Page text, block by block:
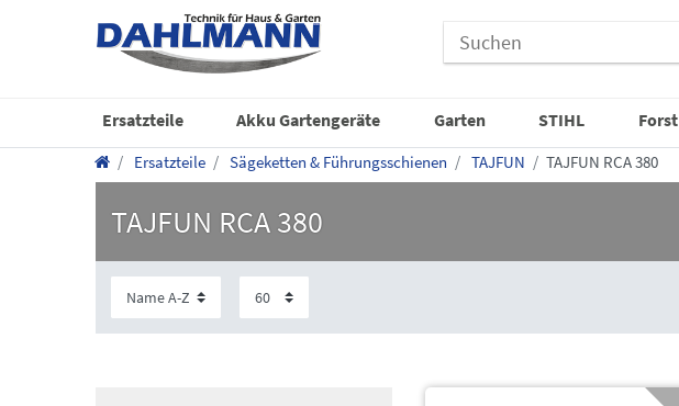
Ersatzteile Akku Gartengeräte Garten STIHL Forst
Ersatzteile Sägeketten & Führungsschienen TAJFUN TAJFUN RCA 380
TAJFUN RCA 380